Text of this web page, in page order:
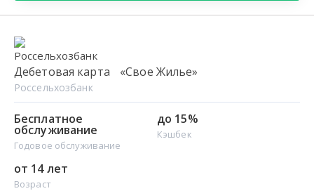
Дебетовая карта «Свое Жилье»
Россельхозбанк
Бесплатное
обслуживание
Годовое обслуживание
до 15%
Кэшбек
от 14 лет
Возраст